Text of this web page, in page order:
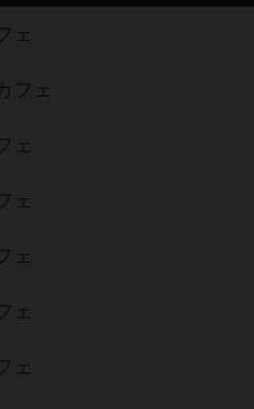
ェ
フェ
ェ
ェ
ェ
ェ
ェ